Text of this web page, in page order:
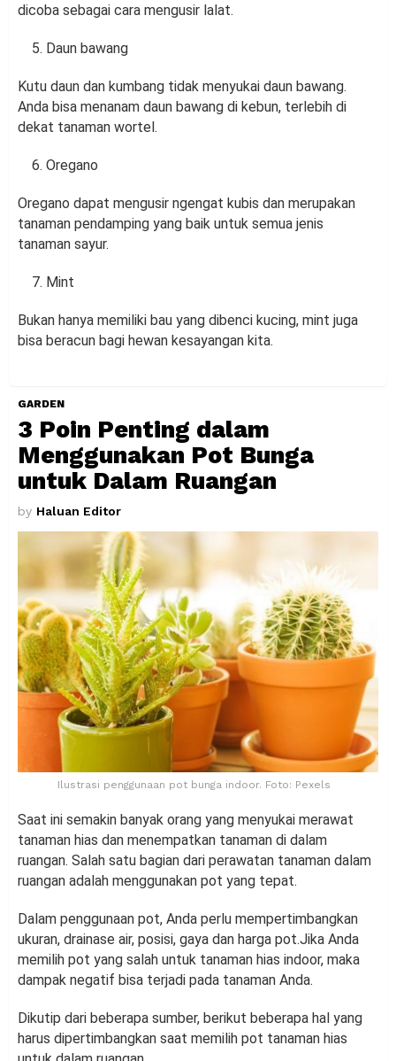
dicoba sebagai cara mengusir lalat.
Daun bawang
Kutu daun dan kumbang tidak menyukai daun bawang.
Anda bisa menanam daun bawang di kebun, terlebih di
dekat tanaman wortel.
Oregano
Oregano dapat mengusir ngengat kubis dan merupakan
tanaman pendamping yang baik untuk semua jenis
tanaman sayur.
Mint
Bukan hanya memiliki bau yang dibenci kucing, mint juga
bisa beracun bagi hewan kesayangan kita.
GARDEN
3 Poin Penting dalam
Menggunakan Pot Bunga
untuk Dalam Ruangan
by Haluan Editor
Ilustrasi penggunaan pot bunga indoor. Foto: Pexels
Saat ini semakin banyak orang yang menyukai merawat
tanaman hias dan menempatkan tanaman di dalam
ruangan. Salah satu bagian dari perawatan tanaman dalam
ruangan adalah menggunakan pot yang tepat.
Dalam penggunaan pot, Anda perlu mempertimbangkan
ukuran, drainase air, posisi, gaya dan harga pot.Jika Anda
memilih pot yang salah untuk tanaman hias indoor, maka
dampak negatif bisa terjadi pada tanaman Anda.
Dikutip dari beberapa sumber, berikut beberapa hal yang
harus dipertimbangkan saat memilih pot tanaman hias